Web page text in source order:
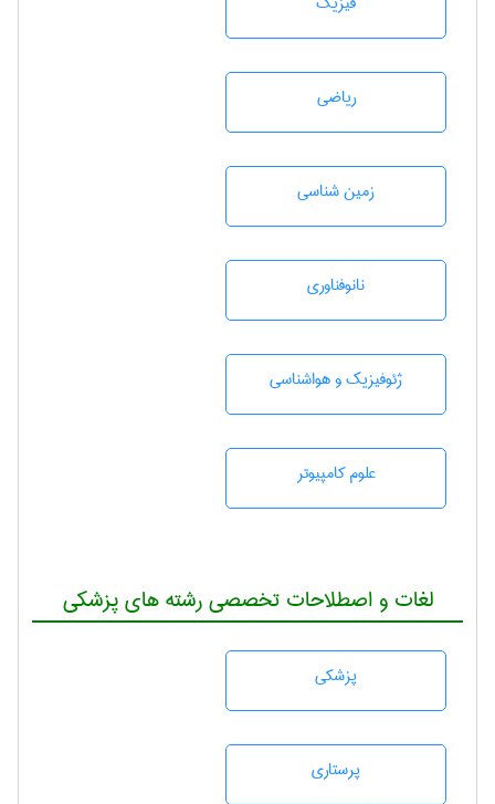
رياضی
زمين شناسی
نانوفناوری
ژئوفيزيك و هواشناسی
علوم کامپیوتر
لغات و اصطلاحات تخصصی رشته های پزشکی
پزشكی
پرستاری